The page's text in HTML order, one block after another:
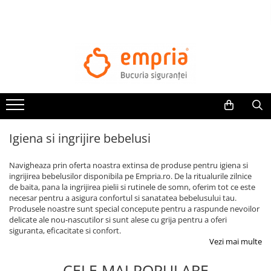
Bariere protectie pentru pat
Protectii mobilier
Protectie colturi mobila copii
Sigurante pentru sertare si usi
Sigurante geamuri si usi glisante
Kituri de siguranta pentru copii si
bebelusi
Igiena si ingrijire bebelusi
Navigheaza prin oferta noastra extinsa de produse pentru igiena si
ingrijirea bebelusilor disponibila pe Empria.ro. De la ritualurile zilnice
de baita, pana la ingrijirea pielii si rutinele de somn, oferim tot ce este
necesar pentru a asigura confortul si sanatatea bebelusului tau.
Produsele noastre sunt special concepute pentru a raspunde nevoilor
delicate ale nou-nascutilor si sunt alese cu grija pentru a oferi
siguranta, eficacitate si confort.
Vezi mai multe